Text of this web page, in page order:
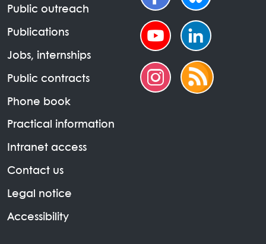
Public outreach
Publications
Jobs, internships
Public contracts
Phone book
Practical information
Intranet access
Contact us
Legal notice
Accessibility